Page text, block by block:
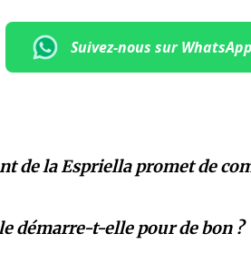
Suivez-nous sur WhatsApp
de la Espriella promet de
démarre-t-elle pour de bon ?